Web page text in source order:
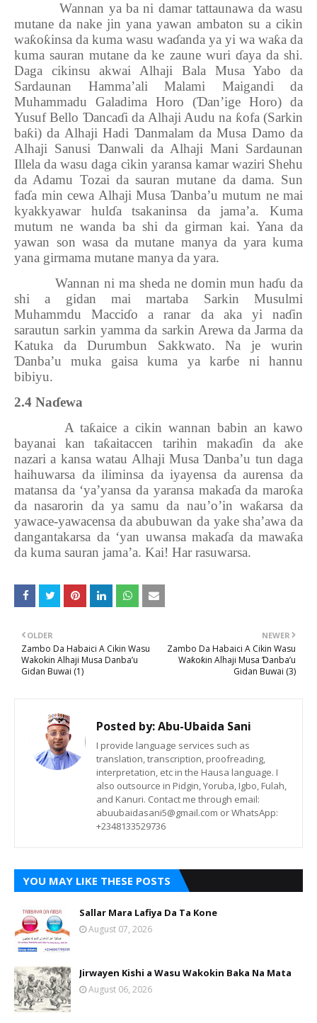
Wannan ya ba ni damar tattaunawa da wasu
mutane da nake jin yana yawan ambaton su a cikin
waƙoƙinsa da kuma wasu waɗanda ya yi wa waƙa da
kuma sauran mutane da ke zaune wuri ɗaya da shi.
Daga cikinsu akwai Alhaji Bala Musa Yabo da
Sardaunan Hamma’ali Malami Maigandi da
Muhammadu Galadima Horo (Ɗan’ige Horo) da
Yusuf Bello Ɗancaɗi da Alhaji Audu na ƙofa (Sarkin
baƙi) da Alhaji Hadi Ɗanmalam da Musa Damo da
Alhaji Sanusi Ɗanwali da Alhaji Mani Sardaunan
Illela da wasu daga cikin yaransa kamar waziri Shehu
da Adamu Tozai da sauran mutane da dama. Sun
faɗa min cewa Alhaji Musa Ɗanba’u mutum ne mai
kyakkyawar hulɗa tsakaninsa da jama’a. Kuma
mutum ne wanda ba shi da girman kai. Yana da
yawan son wasa da mutane manya da yara kuma
yana girmama mutane manya da yara.
Wannan ni ma sheda ne domin mun haɗu da
shi a gidan mai martaba Sarkin Musulmi
Muhammdu Macciɗo a ranar da aka yi naɗin
sarautun sarkin yamma da sarkin Arewa da Jarma da
Katuka da Durumbun Sakkwato. Na je wurin
Ɗanba’u muka gaisa kuma ya karɓe ni hannu
bibiyu.
2.4 Naɗewa
A taƙaice a cikin wannan babin an kawo
bayanai kan taƙaitaccen tarihin makaɗin da ake
nazari a kansa watau Alhaji MusaƊanba’u tun daga
haihuwarsa da iliminsa da iyayensa da aurensa da
matansa da ‘ya’yansa da yaransa makaɗa da maroƙa
da nasarorin da ya samu da nau’o’in waƙarsa da
yawace-yawacensa da abubuwan da yake sha’awa da
dangantakarsa da ‘yan uwansa makaɗa da mawaƙa
da kuma sauran jama’a. Kai! Har rasuwarsa.
NEWER
Zambo Da Habaici A Cikin Wasu
Waƙoƙin Alhaji Musa Ɗanba’u
Gidan Buwai (3)
OLDER
Zambo Da Habaici A Cikin Wasu
Wakokin Alhaji Musa Danba’u
Gidan Buwai (1)
Posted by:Abu-Ubaida Sani
I provide language services such as
translation, transcription, proofreading,
interpretation, etc in the Hausa language. I
also outsource in Pidgin, Yoruba, Igbo, Fulah,
and Kanuri. Contact me through email:
abuubaidasani5@gmail.com or WhatsApp:
+2348133529736
YOU MAY LIKE THESE POSTS
Sallar Mara Lafiya Da Ta Kone
August 07, 2026
Jirwayen Kishi a Wasu Wakokin Baka Na Mata
August 06, 2026